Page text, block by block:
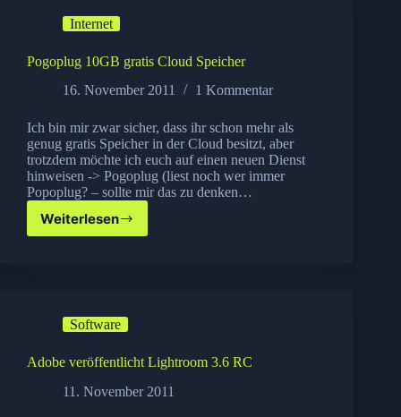
Internet
Pogoplug 10GB gratis Cloud Speicher
16. November 2011
1 Kommentar
Ich bin mir zwar sicher, dass ihr schon mehr als
genug gratis Speicher in der Cloud besitzt, aber
trotzdem möchte ich euch auf einen neuen Dienst
hinweisen -> Pogoplug (liest noch wer immer
Popoplug? – sollte mir das zu denken…
Weiterlesen
Pogoplug
Software
Adobe veröffentlicht Lightroom 3.6 RC
11. November 2011